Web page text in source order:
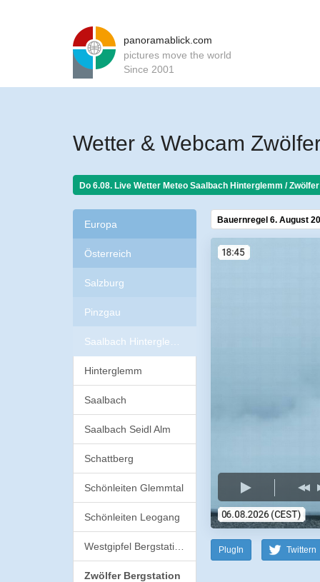
panoramablick.com
pictures move the world
Since 2001
Wetter & Webcam
Do 6.08. Live Wetter Meteo Saalbach Hinterglemm /
Europa
Österreich
Salzburg
Pinzgau
Hinterglemm
Saalbach
Saalbach Seidl Alm
Schattberg
Schönleiten Glemmtal
Schönleiten Leogang
Zwölfer Bergstation
Bauernregel 6. August
PlugIn Twittern